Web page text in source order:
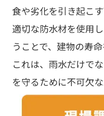
食や劣化を引き起こ
適切な防水材を使用
うことで、建物の寿
これは、雨水だけで
を守るために不可欠な